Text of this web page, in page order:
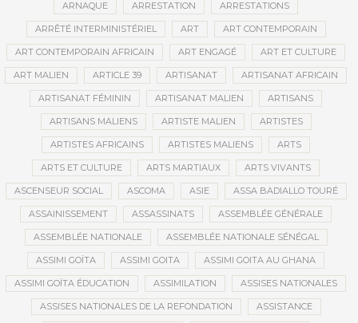
ARNAQUE ARRESTATION ARRESTATIONS
ARRÊTÉ INTERMINISTÉRIEL ART ART CONTEMPORAIN
ART CONTEMPORAIN AFRICAIN ART ENGAGÉ ART ET CULTURE
ART MALIEN ARTICLE 39 ARTISANAT ARTISANAT AFRICAIN
ARTISANAT FÉMININ ARTISANAT MALIEN ARTISANS
ARTISANS MALIENS ARTISTE MALIEN ARTISTES
ARTISTES AFRICAINS ARTISTES MALIENS ARTS
ARTS ET CULTURE ARTS MARTIAUX ARTS VIVANTS
ASCENSEUR SOCIAL ASCOMA ASIE ASSA BADIALLO TOURÉ
ASSAINISSEMENT ASSASSINATS ASSEMBLÉE GÉNÉRALE
ASSEMBLÉE NATIONALE ASSEMBLÉE NATIONALE SÉNÉGAL
ASSIMI GOÏTA ASSIMI GOITA ASSIMI GOITA AU GHANA
ASSIMI GOÏTA ÉDUCATION ASSIMILATION ASSISES NATIONALES
ASSISES NATIONALES DE LA REFONDATION ASSISTANCE